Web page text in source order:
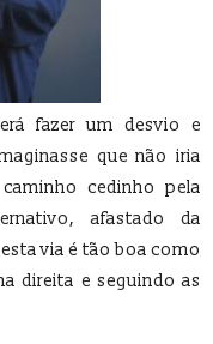
fazer um desvio e
que não iria
cedinho pela
afastado da
via é tão boa como
direita e seguindo as